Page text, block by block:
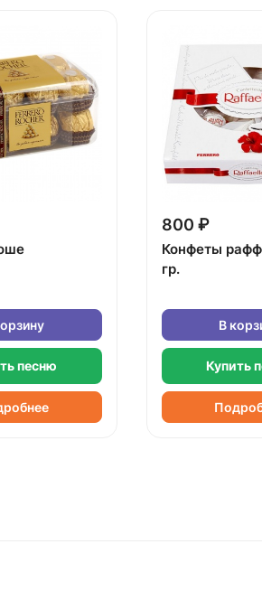
песню
800 ₽
Конфеты
гр.
В
Купить